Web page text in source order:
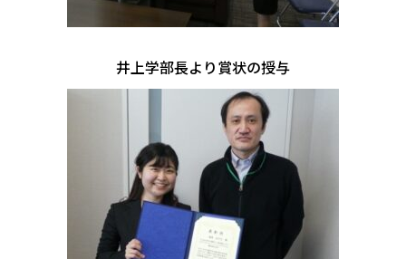
井上学部長より賞状の授与